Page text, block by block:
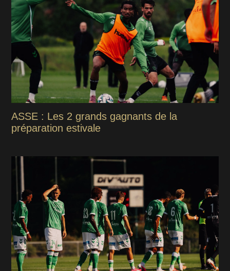
ASSE : Les 2 grands gagnants de la
préparation estivale